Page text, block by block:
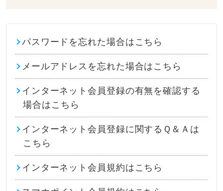
パスワードを忘れた場合はこちら
メールアドレスを忘れた場合はこちら
インターネット会員登録の有無を確認する
場合はこちら
インターネット会員登録に関するＱ＆Ａは
こちら
インターネット会員規約はこちら